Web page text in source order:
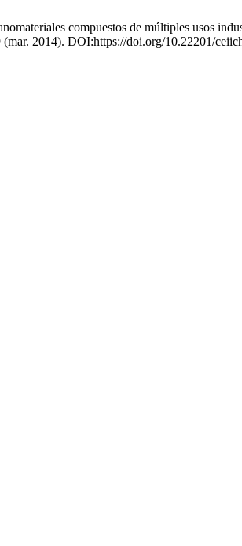
compuestos de múltiples usos
(mar. 2014). DOI:https://doi.org/10.22201/